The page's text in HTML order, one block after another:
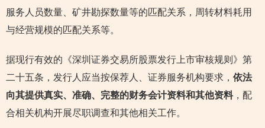
服务人员数量、矿井勘探数量等的匹配关系，周转材料耗用
与经营规模的匹配关系等。
据现行有效的《深圳证券交易所股票发行上市审核规则》第
二十五条，发行人应当按保荐人、证券服务机构要求， 依法
向其提供真实、准确、完整的财务会计资料和其他资料，配
合相关机构开展尽职调查和其他相关工作。